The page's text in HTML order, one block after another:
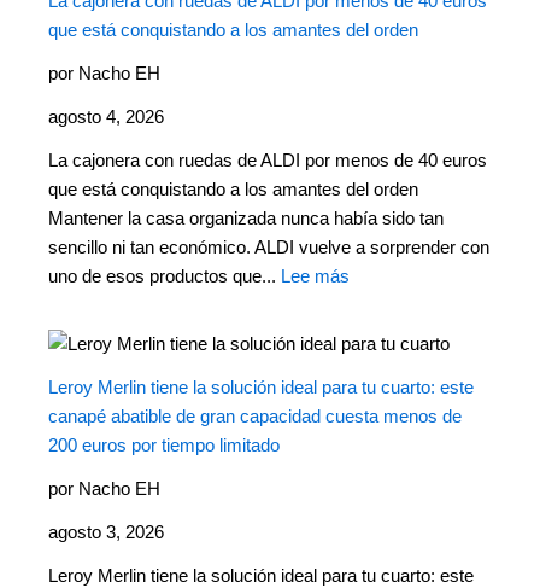
que está conquistando a los amantes del orden
por Nacho EH
agosto 4, 2026
La cajonera con ruedas de ALDI por menos de 40 euros
que está conquistando a los amantes del orden
Mantener la casa organizada nunca había sido tan
sencillo ni tan económico. ALDI vuelve a sorprender con
uno de esos productos que... Lee más
Leroy Merlin tiene la solución ideal para tu cuarto: este
canapé abatible de gran capacidad cuesta menos de
200 euros por tiempo limitado
por Nacho EH
agosto 3, 2026
Leroy Merlin tiene la solución ideal para tu cuarto: este